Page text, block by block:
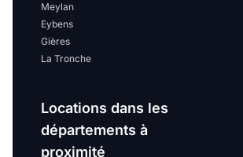
Meylan
Eybens
Gières
La Tronche
Locations dans les
départements à
proximité